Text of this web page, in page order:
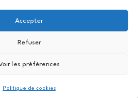
Accepter
Refuser
les préférences
Politique de cookies